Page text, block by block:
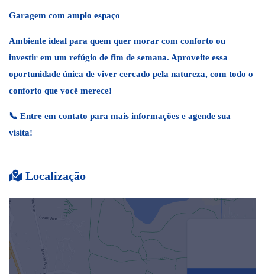
Garagem com amplo espaço
Ambiente ideal para quem quer morar com conforto ou
investir em um refúgio de fim de semana. Aproveite essa
oportunidade única de viver cercado pela natureza, com todo o
conforto que você merece!
📞 Entre em contato para mais informações e agende sua
visita!
Localização